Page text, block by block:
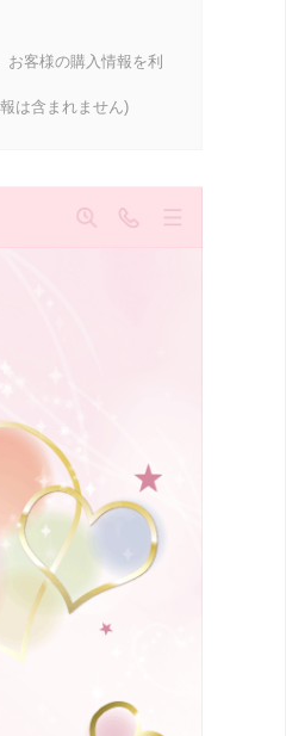
客様の購入情報を利
は含まれません)